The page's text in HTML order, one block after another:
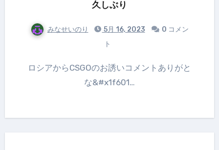
久しぶり
みなせいのり 5月 16, 2023
0 コメン
ト
ロシアからCSGOのお誘いコメントありがと
な&#x1f601…